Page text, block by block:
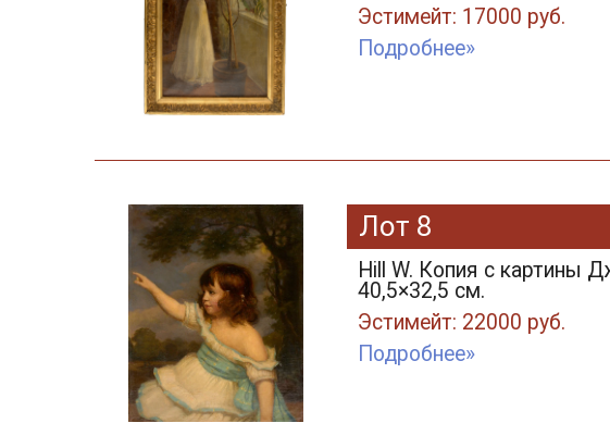
Эстимейт: 17000 руб.
Подробнее»
Лот 8
Hill W. Копия с картины
40,5×32,5 см.
Эстимейт: 22000 руб.
Подробнее»